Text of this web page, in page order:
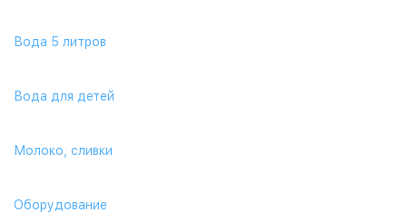
Вода 5 литров
Вода для детей
Молоко, сливки
Оборудование